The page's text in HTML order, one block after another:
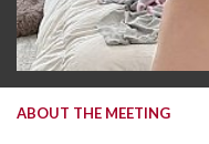
ABOUT THE MEETING